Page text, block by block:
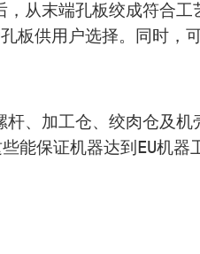
末端孔板绞成符合工
板供用户选择。同时，
、加工仓、绞肉仓及机
能保证机器达到EU机器